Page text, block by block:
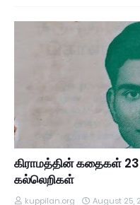
கிராமத்தின் கதைகள்
கல்லெறிகள்
kuppilan.org August 25,